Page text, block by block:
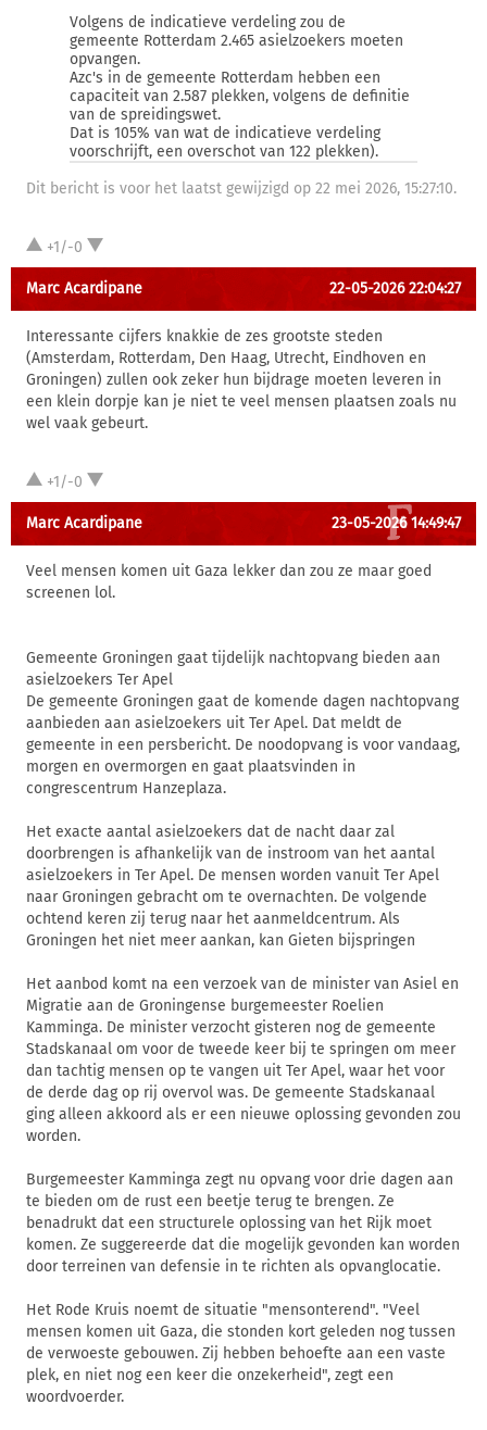
Volgens de indicatieve verdeling zou de
gemeente Rotterdam 2.465 asielzoekers moeten
opvangen.
Azc's in de gemeente Rotterdam hebben een
capaciteit van 2.587 plekken, volgens de definitie
van de spreidingswet.
Dat is 105% van wat de indicatieve verdeling
voorschrijft, een overschot van 122 plekken).
Dit bericht is voor het laatst gewijzigd op 22 mei 2026, 15:27:10.
+1/-0
Marc Acardipane 22-05-2026 22:04:27
Interessante cijfers knakkie de zes grootste steden
(Amsterdam, Rotterdam, Den Haag, Utrecht, Eindhoven en
Groningen) zullen ook zeker hun bijdrage moeten leveren in
een klein dorpje kan je niet te veel mensen plaatsen zoals nu
wel vaak gebeurt.
+1/-0
Marc Acardipane 23-05-2026 14:49:47
Veel mensen komen uit Gaza lekker dan zou ze maar goed
screenen lol.
Gemeente Groningen gaat tijdelijk nachtopvang bieden aan
asielzoekers Ter Apel
De gemeente Groningen gaat de komende dagen nachtopvang
aanbieden aan asielzoekers uit Ter Apel. Dat meldt de
gemeente in een persbericht. De noodopvang is voor vandaag,
morgen en overmorgen en gaat plaatsvinden in
congrescentrum Hanzeplaza.
Het exacte aantal asielzoekers dat de nacht daar zal
doorbrengen is afhankelijk van de instroom van het aantal
asielzoekers in Ter Apel. De mensen worden vanuit Ter Apel
naar Groningen gebracht om te overnachten. De volgende
ochtend keren zij terug naar het aanmeldcentrum. Als
Groningen het niet meer aankan, kan Gieten bijspringen
Het aanbod komt na een verzoek van de minister van Asiel en
Migratie aan de Groningense burgemeester Roelien
Kamminga. De minister verzocht gisteren nog de gemeente
Stadskanaal om voor de tweede keer bij te springen om meer
dan tachtig mensen op te vangen uit Ter Apel, waar het voor
de derde dag op rij overvol was. De gemeente Stadskanaal
ging alleen akkoord als er een nieuwe oplossing gevonden zou
worden.
Burgemeester Kamminga zegt nu opvang voor drie dagen aan
te bieden om de rust een beetje terug te brengen. Ze
benadrukt dat een structurele oplossing van het Rijk moet
komen. Ze suggereerde dat die mogelijk gevonden kan worden
door terreinen van defensie in te richten als opvanglocatie.
Het Rode Kruis noemt de situatie "mensonterend". "Veel
mensen komen uit Gaza, die stonden kort geleden nog tussen
de verwoeste gebouwen. Zij hebben behoefte aan een vaste
plek, en niet nog een keer die onzekerheid", zegt een
woordvoerder.